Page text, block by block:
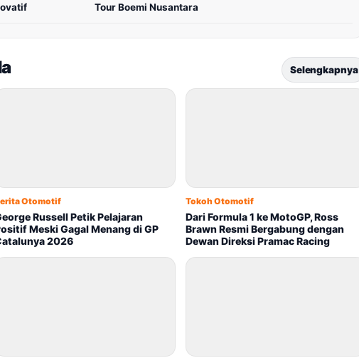
Tour Boemi Nusantara
Selengkapnya
Otomotif
Russell Petik Pelajaran
Meski Gagal Menang di GP
2026
Tokoh Otomotif
Dari Formula 1 ke MotoGP, Ross
Brawn Resmi Bergabung dengan
Dewan Direksi Pramac Racing